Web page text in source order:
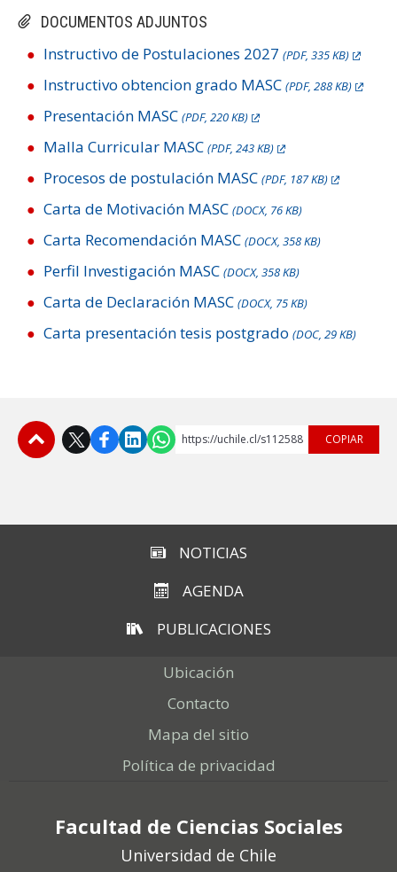
DOCUMENTOS ADJUNTOS
Instructivo de Postulaciones 2027 (PDF, 335 KB)
Instructivo obtencion grado MASC (PDF, 288 KB)
Presentación MASC (PDF, 220 KB)
Malla Curricular MASC (PDF, 243 KB)
Procesos de postulación MASC (PDF, 187 KB)
Carta de Motivación MASC (DOCX, 76 KB)
Carta Recomendación MASC (DOCX, 358 KB)
Perfil Investigación MASC (DOCX, 358 KB)
Carta de Declaración MASC (DOCX, 75 KB)
Carta presentación tesis postgrado (DOC, 29 KB)
https://uchile.cl/s112588 COPIAR
NOTICIAS
AGENDA
PUBLICACIONES
Ubicación
Contacto
Mapa del sitio
Política de privacidad
Facultad de Ciencias Sociales
Universidad de Chile